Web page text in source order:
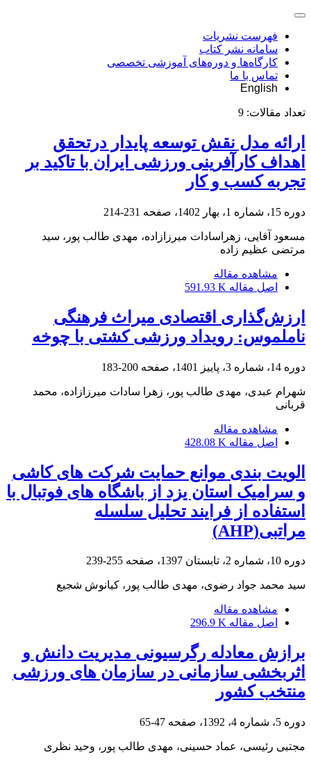
فهرست نشریات
سامانه نشر کتاب
کارگاه‌ها و دوره‌های آموزشی تخصصی
تماس با ما
English
تعداد مقالات: 9
ارائه مدل نقش توسعه پایدار درتحقق
اهداف کارآفرینی ورزشی ایران با تاکید بر
تجربه کسب و کار
دوره 15، شماره 1، بهار 1402، صفحه 231-214
مسعود آقایی، زهراسادات میرزازاده، مهدی طالب پور، سید
مرتضی عظیم زاده
مشاهده مقاله
اصل مقاله 591.93 K
ارزش‌گذاری اقتصادی میراث فرهنگی
ناملموس: رویداد ورزشی کشتی با چوخه
دوره 14، شماره 3، پاییز 1401، صفحه 200-183
شهرام عبدی، مهدی طالب پور، زهرا سادات میرزازاده، محمد
قربانی
مشاهده مقاله
اصل مقاله 428.08 K
الویت بندی موانع حمایت شرکت های کاشی
و سرامیک استان یزد از باشگاه های فوتبال با
استفاده از فرایند تحلیل سلسله
مراتبی(AHP)
دوره 10، شماره 2، تابستان 1397، صفحه 255-239
سید محمد جواد رضوی، مهدی طالب پور، کیانوش شجیع
مشاهده مقاله
اصل مقاله 296.9 K
برازش معادله رگرسیونی مدیریت دانش و
اثربخشی سازمانی در سازمان های ورزشی
منتخب کشور
دوره 5، شماره 4، 1392، صفحه 47-65
مجتبی رئیسی، عماد حسینی، مهدی طالب پور، وحید نظری